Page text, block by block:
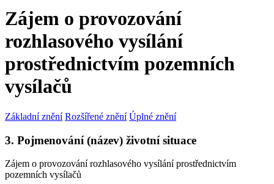
Zájem o provozování
rozhlasového vysílání
prostřednictvím pozemních
vysílačů
Základní znění Rozšířené znění Úplné znění
3. Pojmenování (název) životní situace
Zájem o provozování rozhlasového vysílání prostřednictvím
pozemních vysílačů